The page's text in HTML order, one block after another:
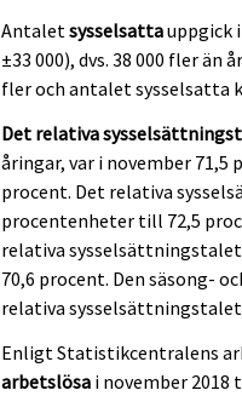
Antaletsysselsattauppgick
±33 000), dvs. 38 000 fler än
fler och antalet sysselsatta
Det relativa
åringar, var i november 71,5
procent. Det relativa
procentenheter till 72,5
relativa
70,6 procent. Den säsong-
relativa sysselsättningstalet
Enligt Statistikcentralens
arbetslösa i november 2018